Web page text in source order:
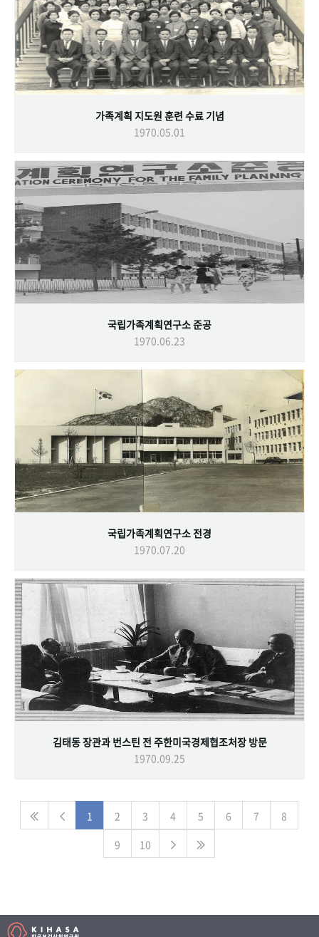
가족계획 지도원 훈련 수료 기념
1970.05.01
국립가족계획연구소 준공
1970.06.23
국립가족계획연구소 전경
1970.07.20
김태동 장관과 번스틴 전 주한미국경제협조처장 방문
1970.09.25
1 2 3 4 5 6 7
8
9
10